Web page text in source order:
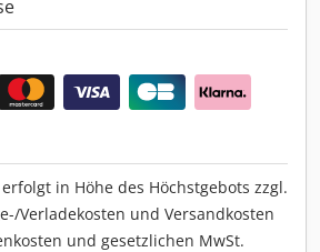
in Höhe des Höchstgebots zzgl.
Verladekosten und Versandkosten
und gesetzlichen MwSt.